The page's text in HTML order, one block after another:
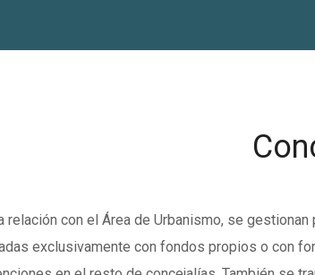
relación con el Área de Urbanismo, se
exclusivamente con fondos propios o con